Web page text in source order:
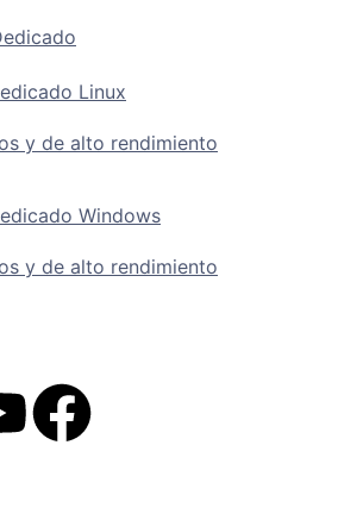
Linux
y de alto rendimiento
Windows
y de alto rendimiento